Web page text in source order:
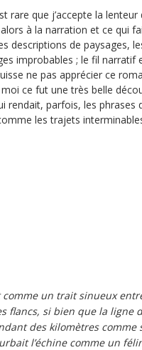
rare que j’accepte la lenteur
à la narration et ce qui
descriptions de paysages,
improbables ; le fil narratif
ne pas apprécier ce
ce fut une très belle
rendait, parfois, les phrases
les trajets
un trait sinueux
flancs, si bien que la ligne
des kilomètres comme
l’échine comme un